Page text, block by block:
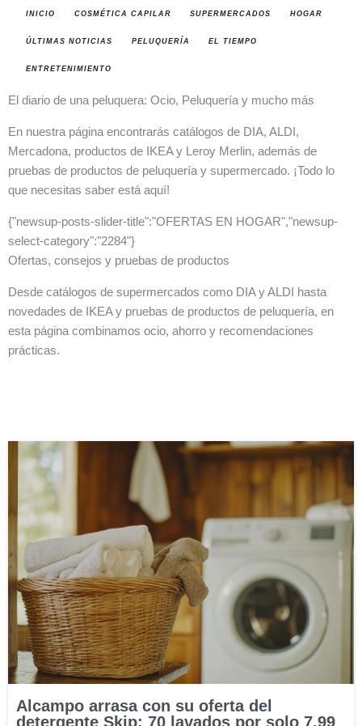
INICIO COSMÉTICA CAPILAR SUPERMERCADOS HOGAR
ÚLTIMAS NOTICIAS PELUQUERÍA EL TIEMPO
ENTRETENIMIENTO
El diario de una peluquera: Ocio, Peluquería y mucho más
En nuestra página encontrarás catálogos de DIA, ALDI,
Mercadona, productos de IKEA y Leroy Merlin, además de
pruebas de productos de peluquería y supermercado. ¡Todo lo
que necesitas saber está aquí!
{"newsup-posts-slider-title":"OFERTAS EN HOGAR","newsup-
select-category":"2284"}
Ofertas, consejos y pruebas de productos
Desde catálogos de supermercados como DIA y ALDI hasta
novedades de IKEA y pruebas de productos de peluquería, en
esta página combinamos ocio, ahorro y recomendaciones
prácticas.
Alcampo arrasa con su oferta del
detergente Skip: 70 lavados por solo 7,99